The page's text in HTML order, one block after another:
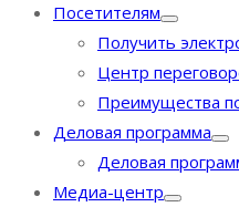
Посетителям
Получить
Центр
Преимущества
Деловая программа
Деловая
Медиа-центр